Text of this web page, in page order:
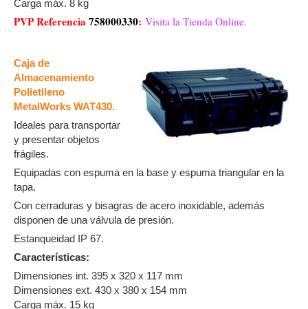
Carga máx. 8 kg
PVP Referencia758000330: Visita la Tienda Online.
Caja de
Almacenamiento
Polietileno
MetalWorks WAT430.
Ideales para transportar
y presentar objetos
frágiles.
Equipadas con espuma en la base y espuma triangular en la
tapa.
Con cerraduras y bisagras de acero inoxidable, además
disponen de una válvula de presión.
Estanqueidad IP 67.
Características:
Dimensiones int. 395 x 320 x 117 mm
Dimensiones ext. 430 x 380 x 154 mm
Carga máx. 15 kg